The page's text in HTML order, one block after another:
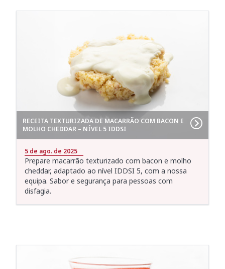
RECEITA TEXTURIZADA DE MACARRÃO COM BACON E
MOLHO CHEDDAR – NÍVEL 5 IDDSI
5 de ago. de 2025
Prepare macarrão texturizado com bacon e molho
cheddar, adaptado ao nível IDDSI 5, com a nossa
equipa. Sabor e segurança para pessoas com
disfagia.